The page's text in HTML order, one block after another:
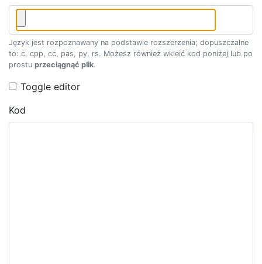
Język jest rozpoznawany na podstawie rozszerzenia; dopuszczalne
to: c, cpp, cc, pas, py, rs. Możesz również wkleić kod poniżej lub po
prostu przeciągnąć plik.
Toggle editor
Kod